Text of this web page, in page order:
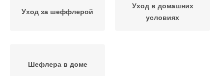
Уход за шеффлерой
Уход в домашних
условиях
Шефлера в доме